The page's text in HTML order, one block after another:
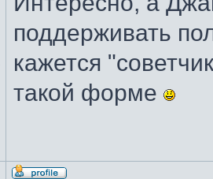
поддерживать
кажется
такой форме